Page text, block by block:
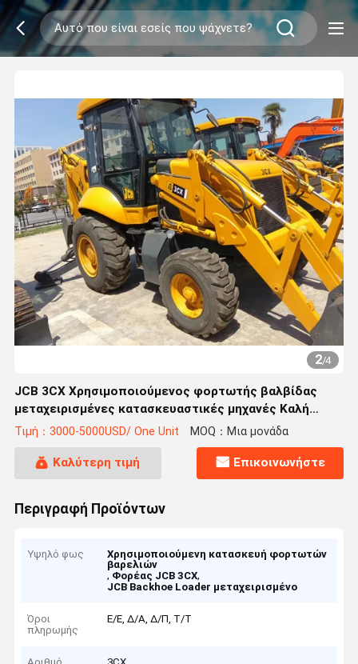
2/4
JCB 3CX Χρησιμοποιούμενος φορτωτής βαλβίδας
μεταχειρισμένες κατασκευαστικές μηχανές Καλή
κατάσταση
Τιμή：3000-5000USD/ One Unit MOQ：Μια μονάδα
Καλύτερη τιμή Επικοινωνήστε
Περιγραφή Προϊόντων
Υψηλό φως
Χρησιμοποιούμενη κατασκευή φορτωτών
βαρελιών
, Φορέας JCB 3CX,
JCB Backhoe Loader μεταχειρισμένο
Όροι
πληρωμής
Ε/Ε, Δ/Α, Δ/Π, Τ/Τ